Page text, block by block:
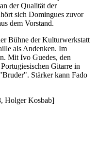
der Qualität der
sich Domingues zuvor
dem Vorstand.
Bühne der Kulturwerkstatt
als Andenken. Im
Mit Ivo Guedes, den
Gitarre in
Stärker kann Fado
Holger Kosbab]